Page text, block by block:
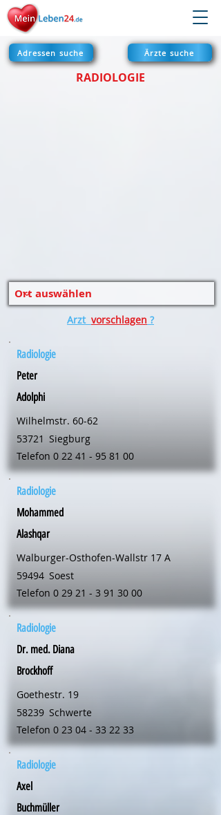
Adressen suche Ärzte suche
RADIOLOGIE
Arzt vorschlagen ?
Radiologie
Peter
Adolphi
Wilhelmstr. 60-62
53721 Siegburg
Telefon 0 22 41 - 95 81 00
Radiologie
Mohammed
Alashqar
Walburger-Osthofen-Wallstr 17 A
59494 Soest
Telefon 0 29 21 - 3 91 30 00
Radiologie
Dr. med. Diana
Brockhoff
Goethestr. 19
58239 Schwerte
Telefon 0 23 04 - 33 22 33
Radiologie
Axel
Buchmüller